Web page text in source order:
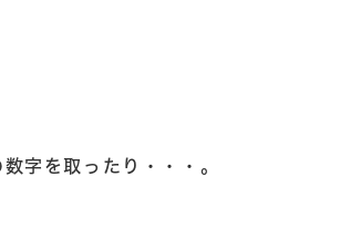
字を取ったり・・・。